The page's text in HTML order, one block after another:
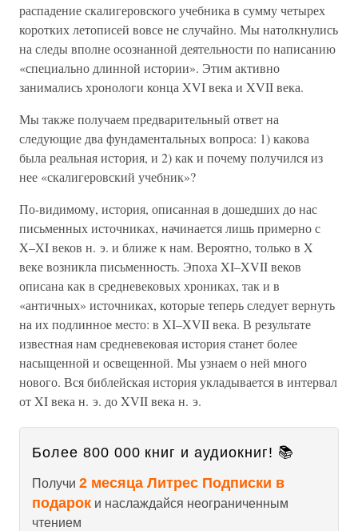
распадение скалигеровского учебника в сумму четырех
коротких летописей вовсе не случайно. Мы натолкнулись
на следы вполне осознанной деятельности по написанию
«специально длинной истории». Этим активно
занимались хронологи конца XVI века и XVII века.
Мы также получаем предварительный ответ на
следующие два фундаментальных вопроса: 1) какова
была реальная история, и 2) как и почему получился из
нее «скалигеровский учебник»?
По-видимому, история, описанная в дошедших до нас
письменных источниках, начинается лишь примерно с
X–XI веков н. э. и ближе к нам. Вероятно, только в X
веке возникла письменность. Эпоха XI–XVII веков
описана как в средневековых хрониках, так и в
«античных» источниках, которые теперь следует вернуть
на их подлинное место: в XI–XVII века. В результате
известная нам средневековая история станет более
насыщенной и освещенной. Мы узнаем о ней много
нового. Вся библейская история укладывается в интервал
от XI века н. э. до XVII века н. э.
Более 800 000 книг и аудиокниг! 📚
Получи 2 месяца Литрес Подписки в
подарок и наслаждайся неограниченным
чтением